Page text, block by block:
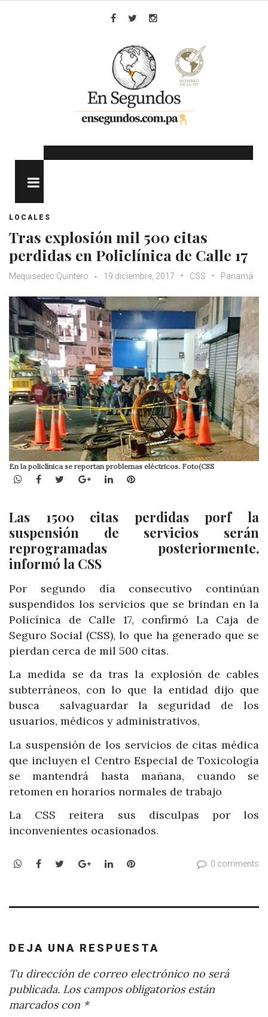
LOCALES
Tras explosión mil 500 citas
perdidas en Policlínica de Calle 17
Mequisedec Quintero 19 diciembre, 2017 CSS Panamá
En la policlínica se reportan problemas eléctricos. Foto(CSS
WhatsApp
Facebook
TwitterGoogle+LinkedInPinterest
Las 1500 citas perdidas porf la
suspensión de servicios serán
reprogramadas posteriormente,
informó la CSS
Por segundo día consecutivo continúan
suspendidos los servicios que se brindan en la
Policínica de Calle 17, confirmó La Caja de
Seguro Social (CSS), lo que ha generado que se
pierdan cerca de mil 500 citas.
La medida se da tras la explosión de cables
subterráneos, con lo que la entidad dijo que
busca salvaguardar la seguridad de los
usuarios, médicos y administrativos,
La suspensión de los servicios de citas médica
que incluyen el Centro Especial de Toxicología
se mantendrá hasta mañana, cuando se
retomen en horarios normales de trabajo
La CSS reitera sus disculpas por los
inconvenientes ocasionados.
WhatsApp
Facebook
TwitterGoogle+LinkedInPinterest 0 comments
DEJA UNA RESPUESTA
Tu dirección de correo electrónico no será
publicada. Los campos obligatorios están
marcados con *